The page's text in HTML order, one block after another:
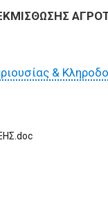
&